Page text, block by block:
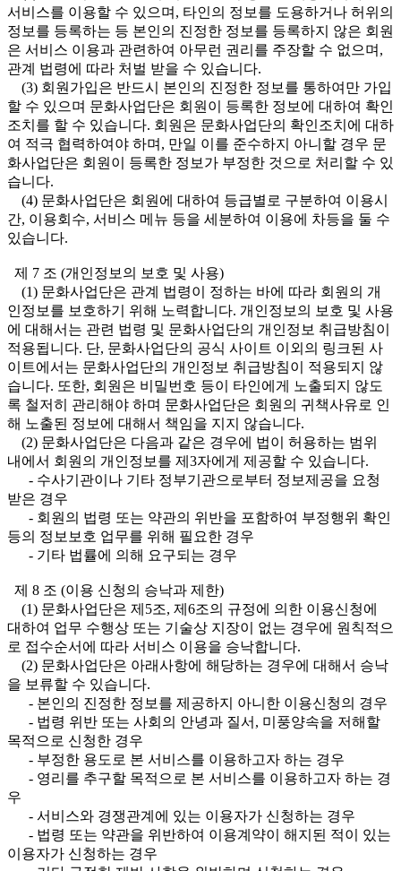
서비스를 이용할 수 있으며, 타인의 정보를 도용하거나 허위의
정보를 등록하는 등 본인의 진정한 정보를 등록하지 않은 회원
은 서비스 이용과 관련하여 아무런 권리를 주장할 수 없으며,
관계 법령에 따라 처벌 받을 수 있습니다.
(3) 회원가입은 반드시 본인의 진정한 정보를 통하여만 가입
할 수 있으며 문화사업단은 회원이 등록한 정보에 대하여 확인
조치를 할 수 있습니다. 회원은 문화사업단의 확인조치에 대하
여 적극 협력하여야 하며, 만일 이를 준수하지 아니할 경우 문
화사업단은 회원이 등록한 정보가 부정한 것으로 처리할 수 있
습니다.
(4) 문화사업단은 회원에 대하여 등급별로 구분하여 이용시
간, 이용회수, 서비스 메뉴 등을 세분하여 이용에 차등을 둘 수
있습니다.
제 7 조 (개인정보의 보호 및 사용)
(1) 문화사업단은 관계 법령이 정하는 바에 따라 회원의 개
인정보를 보호하기 위해 노력합니다. 개인정보의 보호 및 사용
에 대해서는 관련 법령 및 문화사업단의 개인정보 취급방침이
적용됩니다. 단, 문화사업단의 공식 사이트 이외의 링크된 사
이트에서는 문화사업단의 개인정보 취급방침이 적용되지 않
습니다. 또한, 회원은 비밀번호 등이 타인에게 노출되지 않도
록 철저히 관리해야 하며 문화사업단은 회원의 귀책사유로 인
해 노출된 정보에 대해서 책임을 지지 않습니다.
(2) 문화사업단은 다음과 같은 경우에 법이 허용하는 범위
내에서 회원의 개인정보를 제3자에게 제공할 수 있습니다.
- 수사기관이나 기타 정부기관으로부터 정보제공을 요청
받은 경우
- 회원의 법령 또는 약관의 위반을 포함하여 부정행위 확인
등의 정보보호 업무를 위해 필요한 경우
- 기타 법률에 의해 요구되는 경우
제 8 조 (이용 신청의 승낙과 제한)
(1) 문화사업단은 제5조, 제6조의 규정에 의한 이용신청에
대하여 업무 수행상 또는 기술상 지장이 없는 경우에 원칙적으
로 접수순서에 따라 서비스 이용을 승낙합니다.
(2) 문화사업단은 아래사항에 해당하는 경우에 대해서 승낙
을 보류할 수 있습니다.
- 본인의 진정한 정보를 제공하지 아니한 이용신청의 경우
- 법령 위반 또는 사회의 안녕과 질서, 미풍양속을 저해할
목적으로 신청한 경우
- 부정한 용도로 본 서비스를 이용하고자 하는 경우
- 영리를 추구할 목적으로 본 서비스를 이용하고자 하는 경
우
- 서비스와 경쟁관계에 있는 이용자가 신청하는 경우
- 법령 또는 약관을 위반하여 이용계약이 해지된 적이 있는
이용자가 신청하는 경우